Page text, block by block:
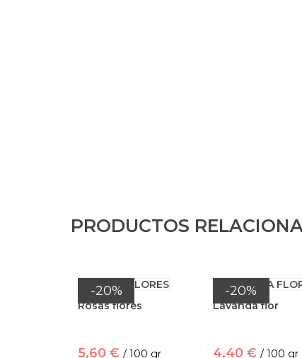
PRODUCTOS
-20%
Rosas flores
5,60 € / 100 gr
-20%
Lavanda flor
4,40 € / 100 gr